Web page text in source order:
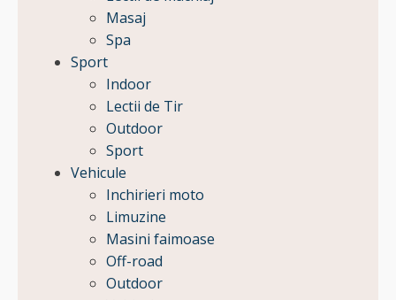
Masaj
Spa
Sport
Indoor
Lectii de Tir
Outdoor
Sport
Vehicule
Inchirieri moto
Limuzine
Masini faimoase
Off-road
Outdoor